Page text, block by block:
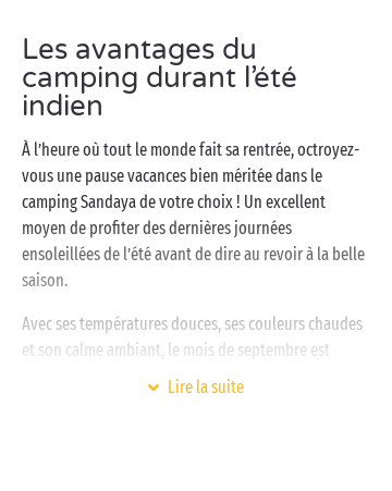
Les avantages du
camping durant l’été
indien
À l’heure où tout le monde fait sa rentrée, octroyez-
vous une pause vacances bien méritée dans le
camping Sandaya de votre choix ! Un excellent
moyen de profiter des dernières journées
ensoleillées de l’été avant de dire au revoir à la belle
saison.
Avec ses températures douces, ses couleurs chaudes
et son calme ambiant, le mois de septembre est
souvent synonyme d’été indien, un moment de répit
Lire la suite